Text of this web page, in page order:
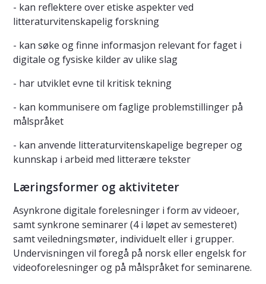
- kan reflektere over etiske aspekter ved
litteraturvitenskapelig forskning
- kan søke og finne informasjon relevant for faget i
digitale og fysiske kilder av ulike slag
- har utviklet evne til kritisk tekning
- kan kommunisere om faglige problemstillinger på
målspråket
- kan anvende litteraturvitenskapelige begreper og
kunnskap i arbeid med litterære tekster
Læringsformer og aktiviteter
Asynkrone digitale forelesninger i form av videoer,
samt synkrone seminarer (4 i løpet av semesteret)
samt veiledningsmøter, individuelt eller i grupper.
Undervisningen vil foregå på norsk eller engelsk for
videoforelesninger og på målspråket for seminarene.